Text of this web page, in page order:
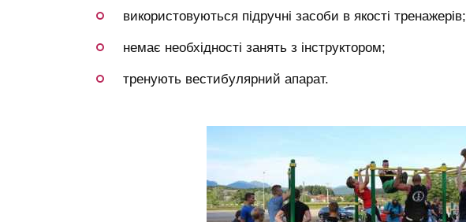
використовуються підручні засоби в якості тренажерів;
немає необхідності занять з інструктором;
тренують вестибулярний апарат.